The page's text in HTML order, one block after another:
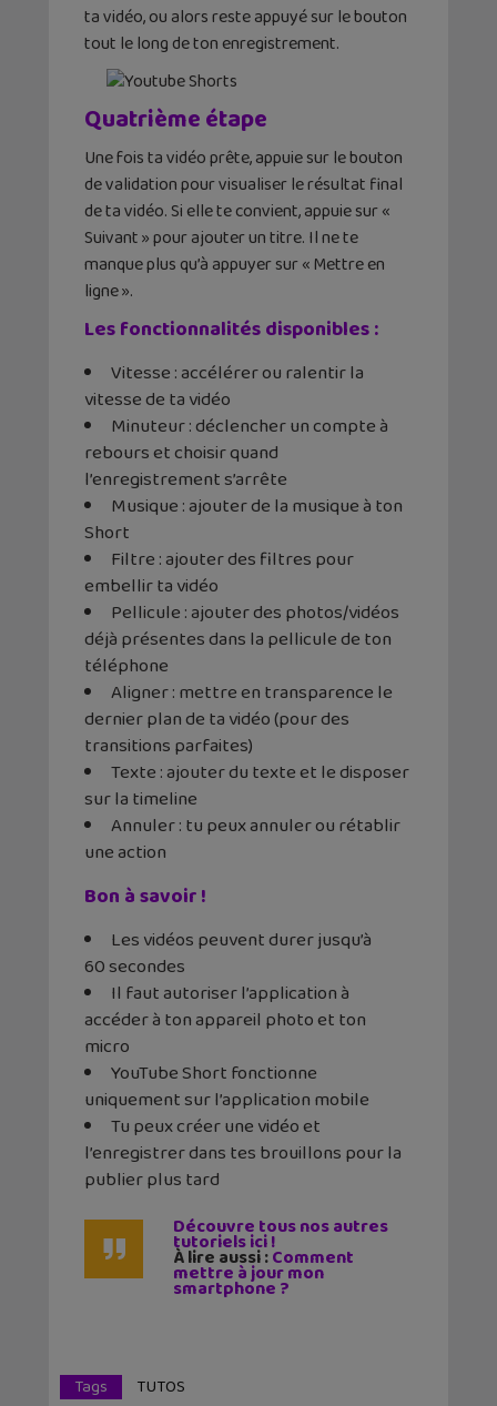
ta vidéo, ou alors reste appuyé sur le bouton
tout le long de ton enregistrement.
Quatrième étape
Une fois ta vidéo prête, appuie sur le bouton
de validation pour visualiser le résultat final
de ta vidéo. Si elle te convient, appuie sur «
Suivant » pour ajouter un titre. Il ne te
manque plus qu’à appuyer sur « Mettre en
ligne ».
Les fonctionnalités disponibles :
Vitesse : accélérer ou ralentir la
vitesse de ta vidéo
Minuteur : déclencher un compte à
rebours et choisir quand
l’enregistrement s’arrête
Musique : ajouter de la musique à ton
Short
Filtre : ajouter des filtres pour
embellir ta vidéo
Pellicule : ajouter des photos/vidéos
déjà présentes dans la pellicule de ton
téléphone
Aligner : mettre en transparence le
dernier plan de ta vidéo (pour des
transitions parfaites)
Texte : ajouter du texte et le disposer
sur la timeline
Annuler : tu peux annuler ou rétablir
une action
Bon à savoir !
Les vidéos peuvent durer jusqu’à
60 secondes
Il faut autoriser l’application à
accéder à ton appareil photo et ton
micro
YouTube Short fonctionne
uniquement sur l’application mobile
Tu peux créer une vidéo et
l’enregistrer dans tes brouillons pour la
publier plus tard
Découvre tous nos autres
tutoriels ici !
À lire aussi :Comment
mettre à jour mon
smartphone ?
Tags TUTOS